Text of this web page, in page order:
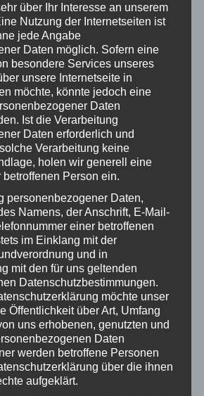
Spezial­rollstuhl wieder glücklich
Rütter auf dem Hunnenhof
über Ihr Interesse an unserem
Nutzung der Internetseiten ist
jede Angabe
Daten möglich. Sofern eine
besondere Services unseres
unsere Internetseite in
möchte, könnte jedoch eine
Daten
Ist die Verarbeitung
Daten erforderlich und
Verarbeitung keine
holen wir generell eine
Person ein.
personenbezogener Daten,
Namens, der Anschrift, E-Mail-
einer betroffenen
im Einklang mit der
und in
mit den für uns geltenden
Datenschutzbestimmungen.
möchte unser
Öffentlichkeit über Art, Umfang
uns erhobenen, genutzten und
Daten
werden betroffene Personen
über die ihnen
aufgeklärt.